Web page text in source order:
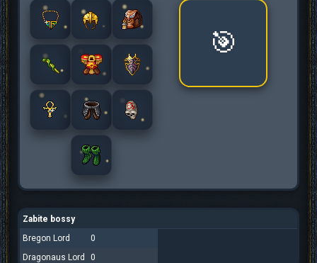
🎯
Zabite bossy
Bregon Lord
0
Dragonaus Lord
0